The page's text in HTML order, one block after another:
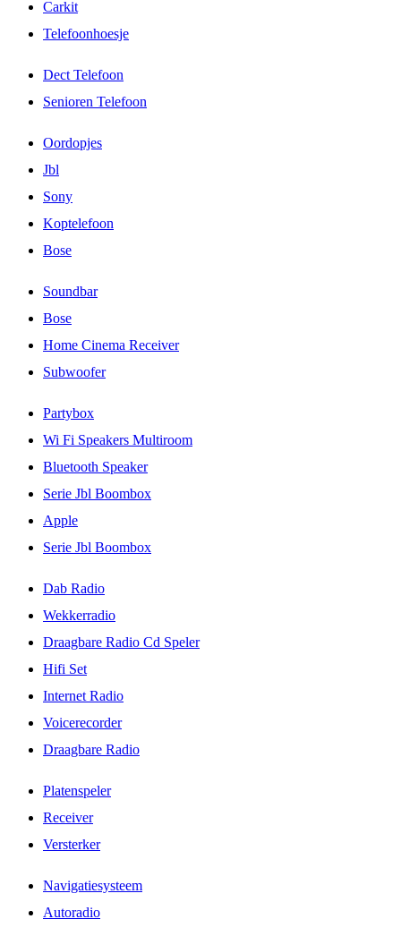
Carkit
Telefoonhoesje
Dect Telefoon
Senioren Telefoon
Oordopjes
Jbl
Sony
Koptelefoon
Bose
Soundbar
Bose
Home Cinema Receiver
Subwoofer
Partybox
Wi Fi Speakers Multiroom
Bluetooth Speaker
Serie Jbl Boombox
Apple
Serie Jbl Boombox
Dab Radio
Wekkerradio
Draagbare Radio Cd Speler
Hifi Set
Internet Radio
Voicerecorder
Draagbare Radio
Platenspeler
Receiver
Versterker
Navigatiesysteem
Autoradio